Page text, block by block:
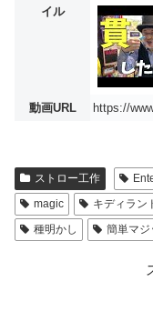
イル
動画URL https://
ストロー工作
magic
キディラン
種明かし
簡単マジ